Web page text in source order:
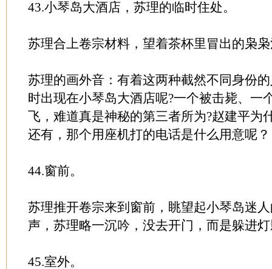
43.小琴岛大酒店，苏理的临时住处。
苏理合上卷宗材料，望着茶杯里冒出的枭
苏理的画外音：有着这两种截然不同身份
时出现在小琴岛大酒店呢?一个被击毙、一
飞，难道真是神秘的第三者所为?赵建平为
还有，那个用座机打的电话是什么用意呢？
44.窗前。
苏理推开卷宗来到窗前，眺望起小琴岛迷
声，苏理略一沉吟，没去开门，而是躲进
45.室外。